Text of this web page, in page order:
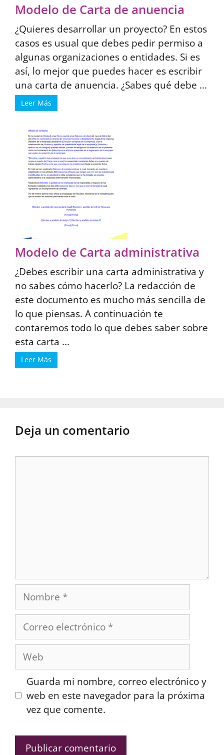
Modelo de Carta de anuencia
¿Quieres desarrollar un proyecto? En estos
casos es usual que debes pedir permiso a
algunas organizaciones o entidades. Si es
así, lo mejor que puedes hacer es escribir
una carta de anuencia. ¿Sabes qué debe ...
Leer Más
Modelo de Carta administrativa
¿Debes escribir una carta administrativa y
no sabes cómo hacerlo? La redacción de
este documento es mucho más sencilla de
lo que piensas. A continuación te
contaremos todo lo que debes saber sobre
esta carta ...
Leer Más
Deja un comentario
Nombre
Correo
electrónico
Web
Guarda mi nombre, correo electrónico y
web en este navegador para la próxima
vez que comente.